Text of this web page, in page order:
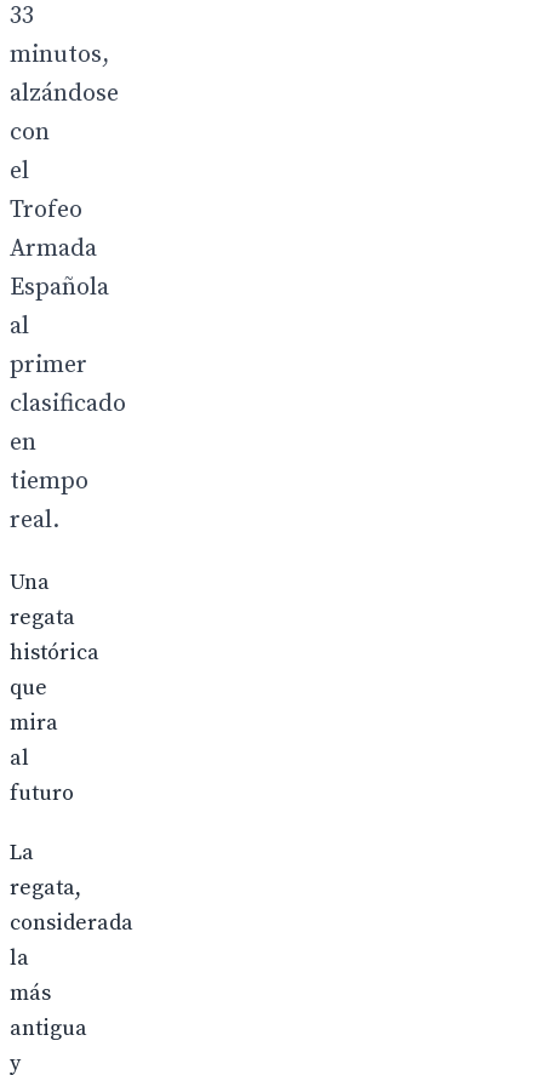
33
minutos,
alzándose
con
el
Trofeo
Armada
Española
al
primer
clasificado
en
tiempo
real.
Una
regata
histórica
que
mira
al
futuro
La
regata,
considerada
la
más
antigua
y